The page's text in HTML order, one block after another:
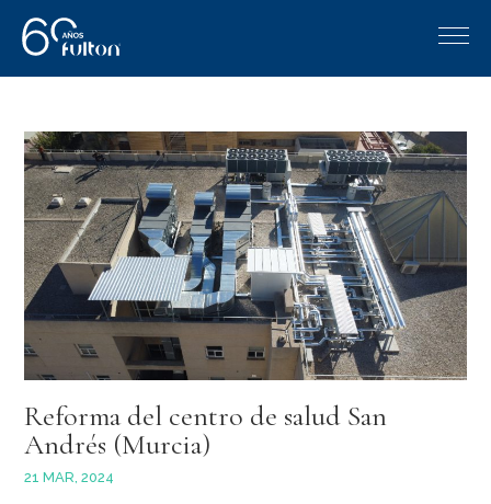
Reforma del centro de salud San
Andrés (Murcia)
21 MAR, 2024